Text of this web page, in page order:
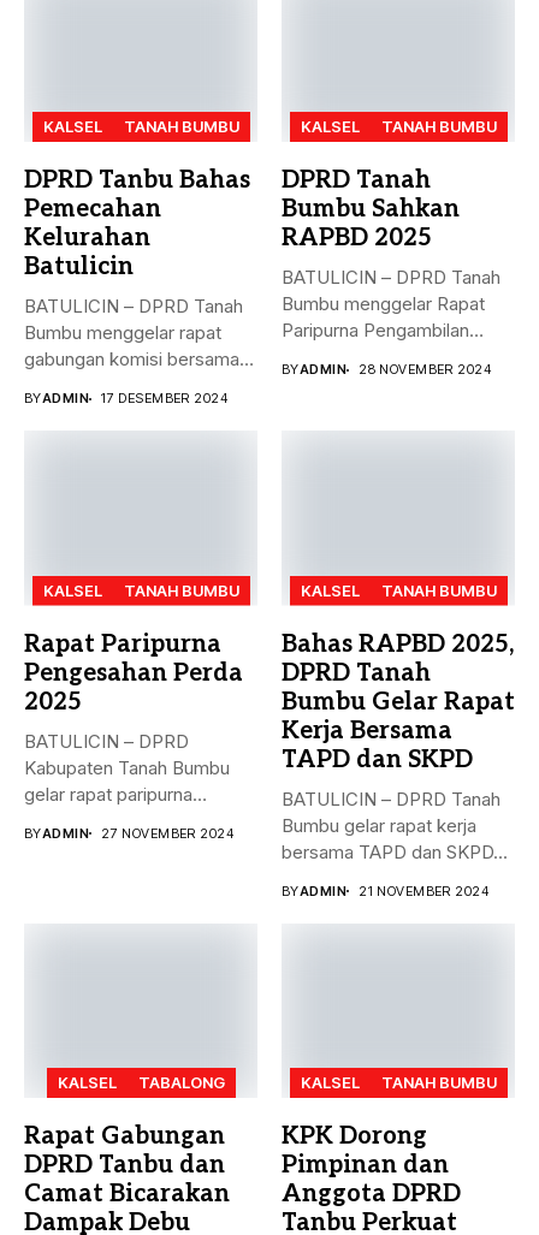
KALSEL TANAH BUMBU
DPRD Tanbu Bahas
Pemecahan
Kelurahan
Batulicin
BATULICIN – DPRD Tanah
Bumbu menggelar rapat
gabungan komisi bersama
BYADMIN 17 DESEMBER 2024
KALSEL TANAH BUMBU
DPRD Tanah
Bumbu Sahkan
RAPBD 2025
BATULICIN – DPRD Tanah
Bumbu menggelar Rapat
Paripurna Pengambilan
BYADMIN 28 NOVEMBER 2024
KALSEL TANAH BUMBU
Rapat Paripurna
Pengesahan Perda
2025
BATULICIN – DPRD
Kabupaten Tanah Bumbu
gelar rapat paripurna
BYADMIN 27 NOVEMBER 2024
KALSEL TANAH BUMBU
Bahas RAPBD 2025,
DPRD Tanah
Bumbu Gelar Rapat
Kerja Bersama
TAPD dan SKPD
BATULICIN – DPRD Tanah
Bumbu gelar rapat kerja
bersama TAPD dan SKPD...
BYADMIN 21 NOVEMBER 2024
KALSEL TABALONG
Rapat Gabungan
DPRD Tanbu dan
Camat Bicarakan
Dampak Debu
KALSEL TANAH BUMBU
KPK Dorong
Pimpinan dan
Anggota DPRD
Tanbu Perkuat